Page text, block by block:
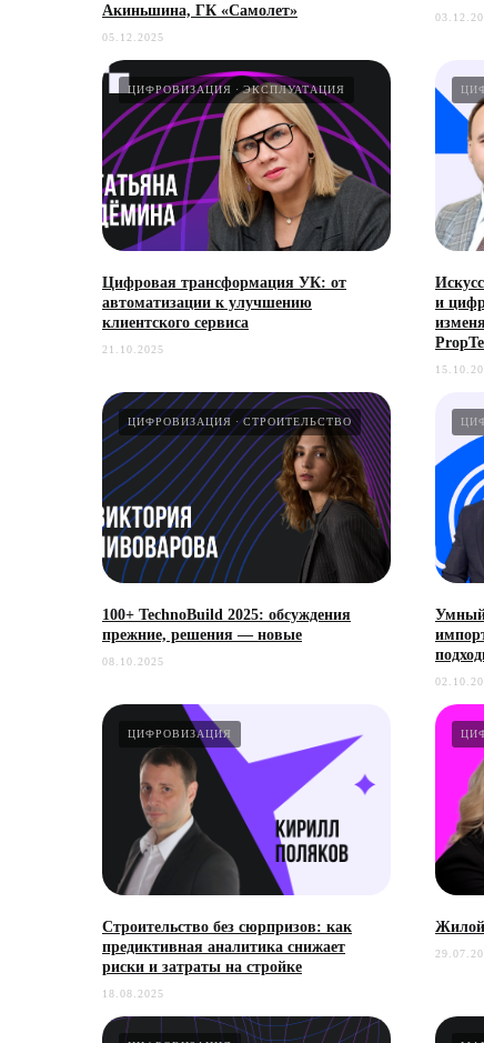
Акиньшина, ГК «Самолет»
05.12.2025
ЦИФРОВИЗАЦИЯ ЭКСПЛУАТАЦИЯ
Цифровая трансформация УК: от
автоматизации к улучшению
клиентского сервиса
21.10.2025
и
ЦИФРОВИЗАЦИЯ СТРОИТЕЛЬСТВО
100+ TechnoBuild 2025: обсуждения
прежние, решения — новые
08.10.2025
Умный
ЦИФРОВИЗАЦИЯ
Строительство без сюрпризов: как
предиктивная аналитика снижает
риски и затраты на стройке
18.08.2025
Жилой
СОТРУДНИЧЕСТВО
Портал о цифровизации
недвижимости